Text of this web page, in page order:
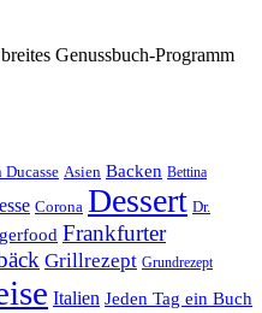
Genussbuch-Programm
Asien Backen Bettina
Corona Dessert Dr.
Frankfurter
Grillrezept Grundrezept
Italien Jeden Tag ein Buch